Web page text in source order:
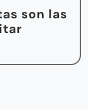
son las